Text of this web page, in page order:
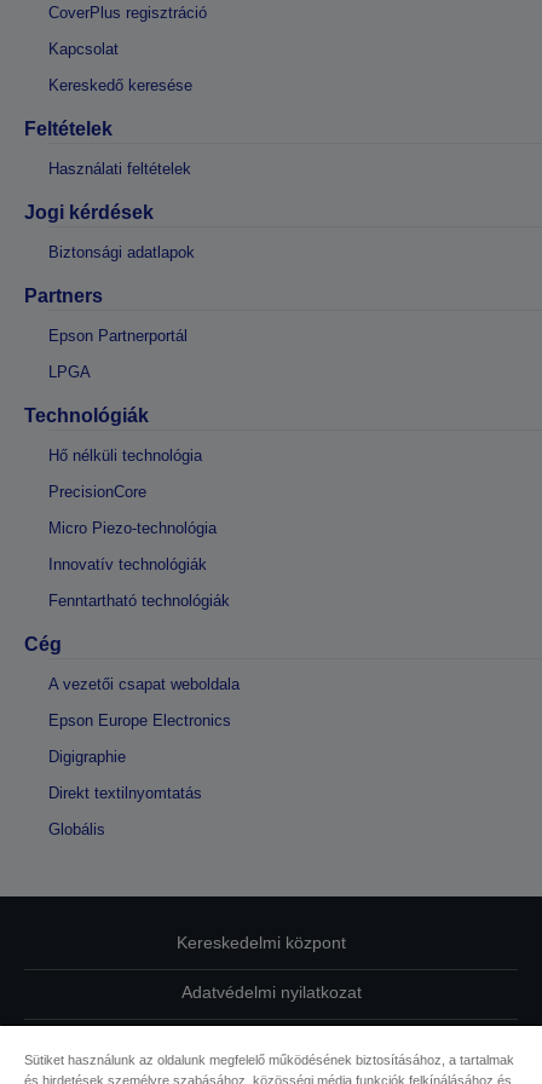
CoverPlus regisztráció
Kapcsolat
Kereskedő keresése
Feltételek
Használati feltételek
Jogi kérdések
Biztonsági adatlapok
Partners
Epson Partnerportál
LPGA
Technológiák
Hő nélküli technológia
PrecisionCore
Micro Piezo-technológia
Innovatív technológiák
Fenntartható technológiák
Cég
A vezetői csapat weboldala
Epson Europe Electronics
Digigraphie
Direkt textilnyomtatás
Globális
Kereskedelmi központ
Adatvédelmi nyilatkozat
Sütiket használunk az oldalunk megfelelő működésének biztosításához, a tartalmak
és hirdetések személyre szabásához, közösségi média funkciók felkínálásához és